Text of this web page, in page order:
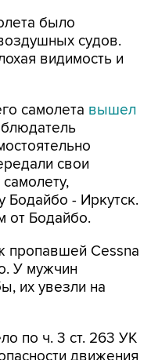
было
судов.
видимость и
самолета вышел
свои
Бодайбо - Иркутск.
от Бодайбо.
пропавшей Cessna
У мужчин
их увезли на
по ч. 3 ст. 263 УК